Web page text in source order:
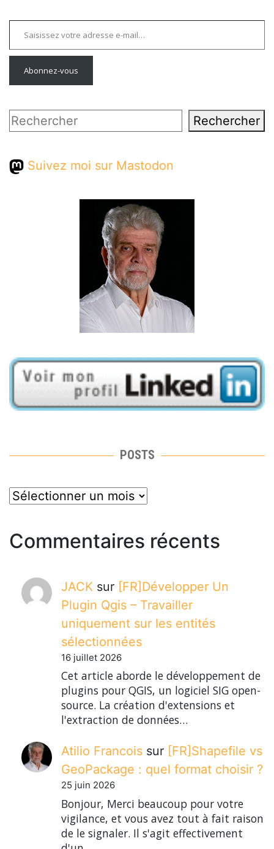
Saisissez votre adresse e-mail…
Abonnez-vous
Rechercher Rechercher
Suivez moi sur Mastodon
POSTS
posts
Commentaires récents
JACK sur [FR]Développer Un
Plugin Qgis – Travailler
uniquement sur les entités
sélectionnées
16 juillet 2026
Cet article aborde le développement de
plugins pour QGIS, un logiciel SIG open-
source. La création d'extensions et
l'extraction de données…
Atilio Francois sur [FR]Shapefile vs
GeoPackage : quel format choisir ?
25 juin 2026
Bonjour, Merci beaucoup pour votre
vigilance, et vous avez tout à fait raison
de le signaler. Il s'agit effectivement